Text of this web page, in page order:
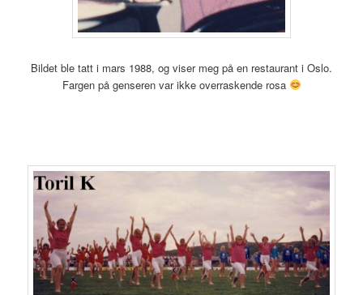
Bildet ble tatt i mars 1988, og viser meg på en restaurant i Oslo.
Fargen på genseren var ikke overraskende rosa